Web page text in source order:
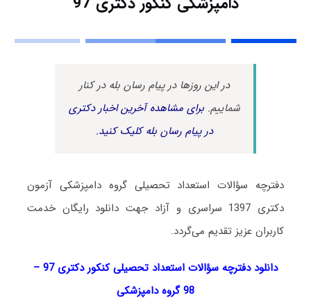
در این روزها در پیام رسان بله در کنار
شماییم.برای مشاهده آخرین اخبار دکتری
در پیام رسان بله کلیک کنید.
دفترچه سؤالات استعداد تحصیلی گروه دامپزشکی آزمون
دکتری 1397 سراسری و آزاد جهت دانلود رایگان خدمت
کاربران عزیز تقدیم می‌گردد.
دانلود دفترچه سؤالات استعداد تحصیلی کنکور دکتری 97 –
98 گروه دامپزشکی